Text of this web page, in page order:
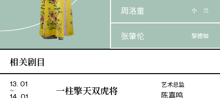
周洛童 小 兰
张肇伦 黎德如
苗 洪 / 韩 豹
相关剧目
13. 01
一柱擎天双虎将 艺术总监
陈嘉鸣